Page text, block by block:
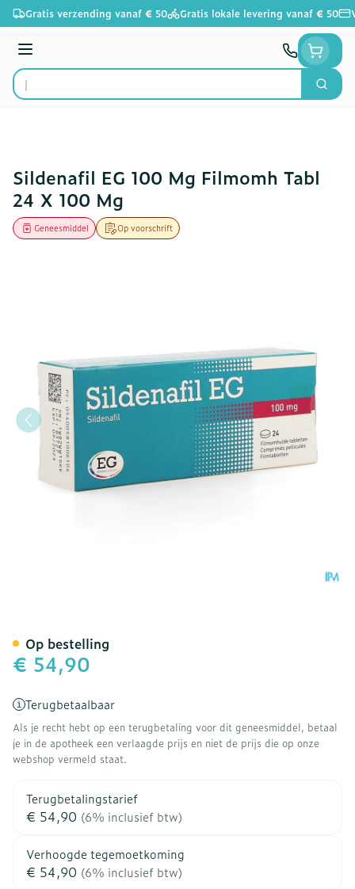
Ga naar de inhoud
Gratis verzending vanaf € 50 Gratis lokale levering vanaf € 50
Menu
Product, merk, categorie...
Zoek
Sildenafil EG 100 Mg Filmomh Tabl
24 X 100 Mg
Op voorschrift
Geneesmiddel
€ 54,90
Terugbetaalbaar
Als je recht hebt op een terugbetaling voor dit geneesmiddel, betaal
je in de apotheek een verlaagde prijs en niet de prijs die op onze
webshop vermeld staat.
Terugbetalingstarief
€ 54,90 (6% inclusief btw)
Verhoogde tegemoetkoming
€ 54,90 (6% inclusief btw)
Op bestelling